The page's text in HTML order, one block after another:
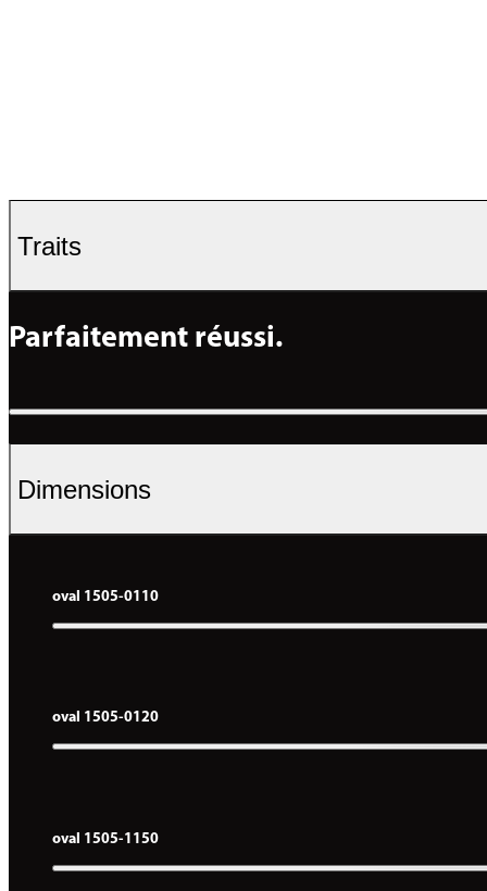
Traits
Parfaitement réussi.
Dimensions
oval 1505-0110
oval 1505-0120
oval 1505-1150